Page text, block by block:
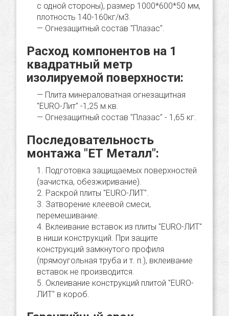
с одной стороны), размер 1000*600*50 мм,
плотность 140-160кг/м3.
Огнезащитный состав "Плазас".
Расход компонентов на 1
квадратный метр
изолируемой поверхности:
Плита минераловатная огнезащитная
"EURO-Лит" -1,25 м.кв.
Огнезащитный состав "Плазас" - 1,65 кг.
Последовательность
монтажа "ЕТ Металл":
Подготовка защищаемых поверхностей
(зачистка, обезжиривание).
Раскрой плиты "EURO-ЛИТ".
Затворение клеевой смеси,
перемешивание.
Вклеивание вставок из плиты "EURO-ЛИТ"
в ниши конструкций. При защите
конструкций замкнутого профиля
(прямоугольная труба и т. п.), вклеивание
вставок не производится.
Оклеивание конструкций плитой "EURO-
ЛИТ" в короб.